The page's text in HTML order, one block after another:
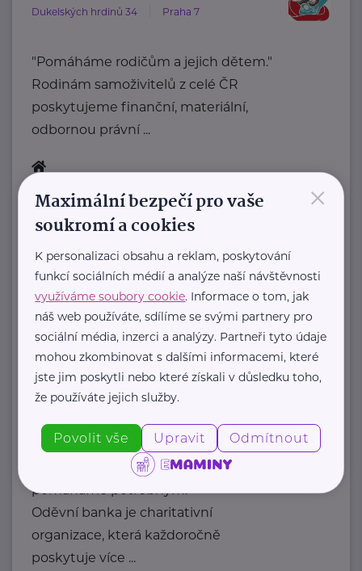
Dukelských hrdinů 34 Praha 7
"Pomáháme rodičům a jejich dětem."
Rodinám samoživitelů z celé ČR
poskytujeme finanční, materiální,
odbornou právní ...
+420 800 995 511
info@klubsvobodnychmatek.cz
Ministerstvo práce a sociálních věcí ČR
Na Poříčním právu 1/376 Praha 2
https://www.mpsv.cz/
+420 950 191 111
posta@mpsv.cz
Povltavská 5/74 Praha 7 – Troja
"Dáváme oblečení nový život,
pomáháme potřebným."
Oděvní banka je charitativní
organizace, která každoročně
poskytuje více ...
×
Maximální bezpečí pro vaše
soukromí a cookies
K personalizaci obsahu a reklam, poskytování
funkcí sociálních médií a analýze naší návštěvnosti
využíváme soubory cookie. Informace o tom, jak
náš web používáte, sdílíme se svými partnery pro
sociální média, inzerci a analýzy. Partneři tyto údaje
mohou zkombinovat s dalšími informacemi, které
jste jim poskytli nebo které získali v důsledku toho,
že používáte jejich služby.
Povolit vše Upravit Odmítnout